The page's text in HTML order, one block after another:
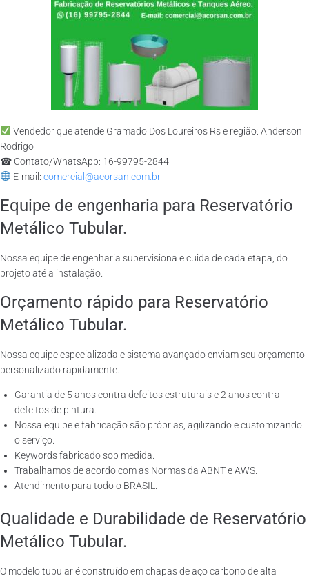
Vendedor que atende Gramado Dos Loureiros Rs e região: Anderson
Rodrigo
☎ Contato/WhatsApp: 16-99795-2844
E-mail: comercial@acorsan.com.br
Equipe de engenharia para Reservatório
Metálico Tubular.
Nossa equipe de engenharia supervisiona e cuida de cada etapa, do
projeto até a instalação.
Orçamento rápido para Reservatório
Metálico Tubular.
Nossa equipe especializada e sistema avançado enviam seu orçamento
personalizado rapidamente.
Garantia de 5 anos contra defeitos estruturais e 2 anos contra
defeitos de pintura.
Nossa equipe e fabricação são próprias, agilizando e customizando
o serviço.
Keywords fabricado sob medida.
Trabalhamos de acordo com as Normas da ABNT e AWS.
Atendimento para todo o BRASIL.
Qualidade e Durabilidade de Reservatório
Metálico Tubular.
O modelo tubular é construído em chapas de aço carbono de alta